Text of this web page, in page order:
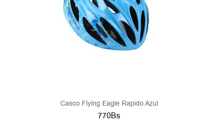
Casco Flying Eagle Rapido Azul
770Bs